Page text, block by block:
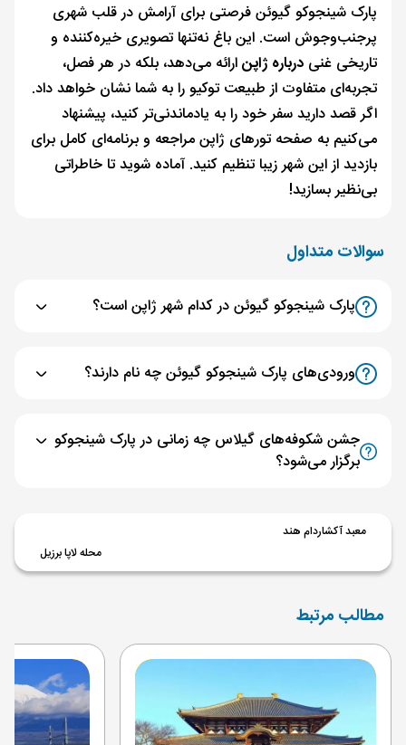
پارک شینجوکو گیوئن فرصتی برای آرامش در قلب شهری
پرجنب‌وجوش است. این باغ نه‌تنها تصویری خیره‌کننده و
تاریخی غنی درباره ژاپنارائه می‌دهد، بلکه در هر فصل،
تجربه‌ای متفاوت از طبیعت توکیو را به شما نشان خواهد داد.
اگر قصد دارید سفر خود را به یادماندنی‌تر کنید، پیشنهاد
می‌کنیم به صفحه تورهای ژاپن مراجعه و برنامه‌ای کامل برای
بازدید از این شهر زیبا تنظیم کنید. آماده شوید تا خاطراتی
بی‌نظیر بسازید!
سوالات متداول
پارک شینجوکو گیوئن در کدام شهر ژاپن است؟
ورودی‌های پارک شینجوکو گیوئن چه نام دارند؟
جشن شکوفه‌های گیلاس چه زمانی در پارک شینجوکو
برگزار می‌شود؟
معبد آکشاردام هند
محله لاپا برزیل
مطالب مرتبط